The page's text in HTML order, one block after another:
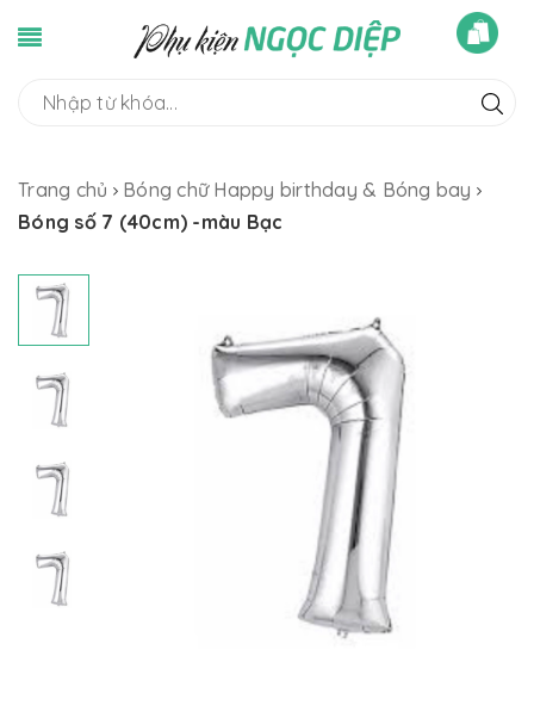
Trang chủ
Bóng chữ Happy birthday & Bóng bay
Bóng số 7 (40cm) -màu Bạc